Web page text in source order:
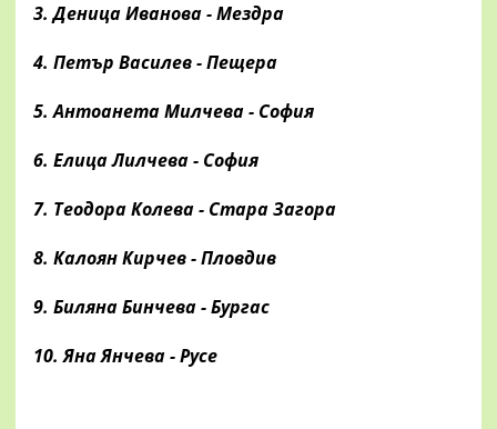
3. Деница Иванова - Мездра
4. Петър Василев - Пещера
5. Антоанета Милчева - София
6. Елица Лилчева - София
7. Теодора Колева - Стара Загора
8. Калоян Кирчев - Пловдив
9. Биляна Бинчева - Бургас
10. Яна Янчева - Русе